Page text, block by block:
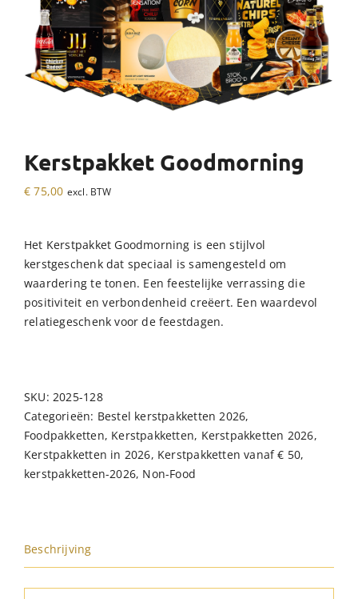
Over Kerst & Kado
Kerstpakket Goodmorning
€ 75,00 excl. BTW
Het Kerstpakket Goodmorning is een stijlvol
kerstgeschenk dat speciaal is samengesteld om
waardering te tonen. Een feestelijke verrassing die
positiviteit en verbondenheid creëert. Een waardevol
relatiegeschenk voor de feestdagen.
SKU: 2025-128
Categorieën: Bestel kerstpakketten 2026,
Foodpakketten, Kerstpakketten, Kerstpakketten 2026,
Kerstpakketten in 2026, Kerstpakketten vanaf € 50,
kerstpakketten-2026, Non-Food
Beschrijving